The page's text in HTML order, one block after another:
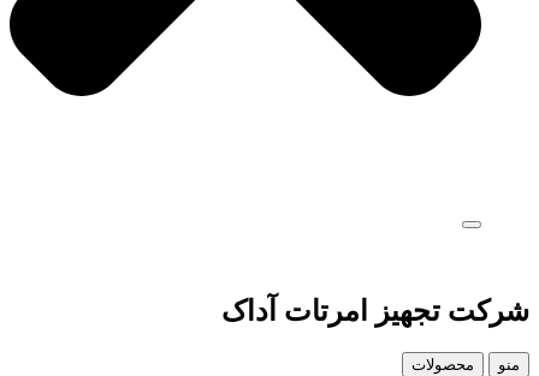
شرکت تجهیز امرتات آداک
منو محصولات